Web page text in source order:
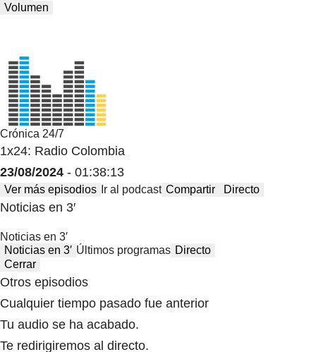
Volumen
Crónica 24/7
1x24: Radio Colombia
23/08/2024 - 01:38:13
Ver más episodios Ir al podcast Compartir Directo
Noticias en 3′
Noticias en 3′
Noticias en 3′ Últimos programas Directo
Cerrar
Otros episodios
Cualquier tiempo pasado fue anterior
Tu audio se ha acabado.
Te redirigiremos al directo.